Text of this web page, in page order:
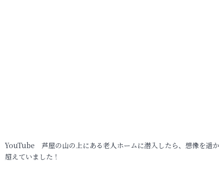
YouTube 芦屋の山の上にある老人ホームに潜入したら、想像を遥
超えていました！